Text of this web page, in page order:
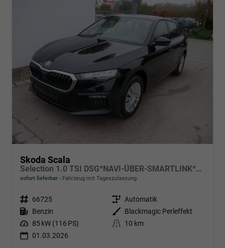
Skoda Scala
Selection 1.0 TSI DSG*NAVI-ÜBER-SMARTLINK*PDC-HI*LED*TEMPOMAT*SHZ*DAB*KLIMA
sofort lieferbar Fahrzeug mit Tageszulassung
Fahrzeugnr. 66725 Getriebe Automatik
Kraftstoff Benzin Außenfarbe
Blackmagic Perleffekt
Leistung 85 kW (116 PS) Kilometerstand
10 km
01.03.2026